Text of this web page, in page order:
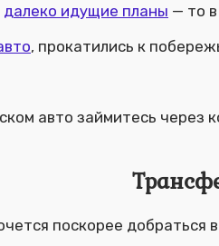
далеко идущие планы — то
, прокатились к
авто займитесь через
поскорее добраться